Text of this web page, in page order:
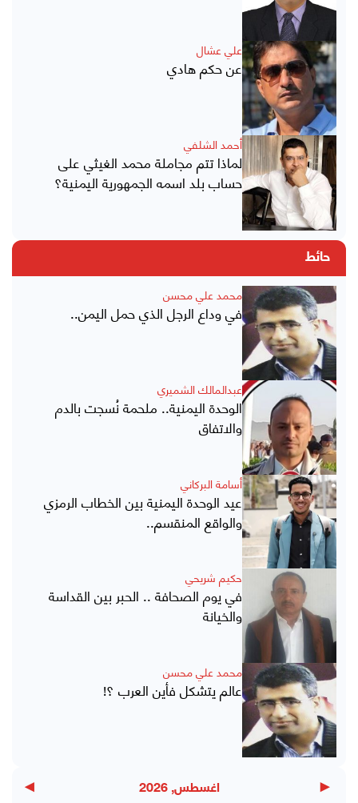
علي عشال
عن حكم هادي
أحمد الشلفي
لماذا تتم مجاملة محمد الغيثي على
حساب بلد اسمه الجمهورية اليمنية؟
حائط
محمد علي محسن
في وداع الرجل الذي حمل اليمن..
عبدالمالك الشميري
الوحدة اليمنية.. ملحمة نُسجت بالدم
والاتفاق
أسامة البركاني
عيد الوحدة اليمنية بين الخطاب الرمزي
والواقع المنقسم..
حكيم شريحي
في يوم الصحافة .. الحبر بين القداسة
والخيانة
محمد علي محسن
عالم يتشكل فأين العرب ؟!
◀ اغسطس, 2026 ▶